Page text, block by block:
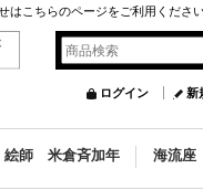
こちらのページをご利用ください
ログイン 新
絵師 米倉斉加年 海流